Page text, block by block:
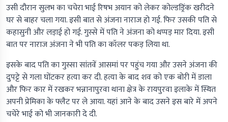
उसी दौरान सुलभ का चचेरा भाई रिषभ अयान को लेकर कोल्डड्रिंक खरीदने
घर से बाहर चला गया. इसी बात से अंजना नाराज हो गई. फिर उसकी पति से
कहासुनी और लड़ाई हो गई. गुस्से में पति ने अंजना को थप्पड़ मार दिया. इसी
बात पर नाराज अंजना ने भी पति का कॉलर पकड़ लिया था.
इसके बाद पति का गुस्सा सांतवें आसमां पर पहुंच गया और उसने अंजना की
दुपट्टे से गला घोंटकर हत्या कर दी. हत्या के बाद शव को एक बोरी में डाला
और फिर कार में रखकर भन्नानापुरवा थाना क्षेत्र के रायपुरवा इलाके में स्थित
अपनी प्रेमिका के फ्लैट पर ले आया. यहां आने के बाद उसने इस बारे में अपने
चचेरे भाई को भी जानकारी दे दी.